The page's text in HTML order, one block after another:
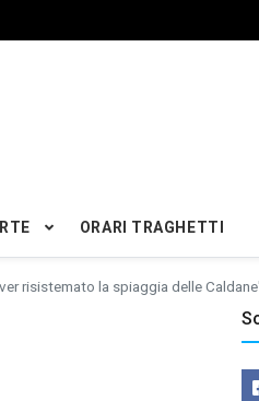
ORARI TRAGHETTI
risistemato la spiaggia delle